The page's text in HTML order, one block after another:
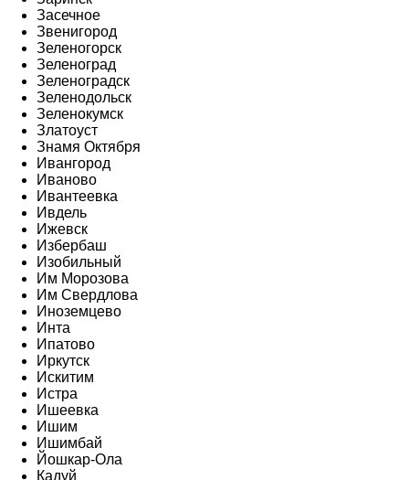
Засечное
Звенигород
Зеленогорск
Зеленоград
Зеленоградск
Зеленодольск
Зеленокумск
Златоуст
Знамя Октября
Ивангород
Иваново
Ивантеевка
Ивдель
Ижевск
Избербаш
Изобильный
Им Морозова
Им Свердлова
Иноземцево
Инта
Ипатово
Иркутск
Искитим
Истра
Ишеевка
Ишим
Ишимбай
Йошкар-Ола
Кадуй